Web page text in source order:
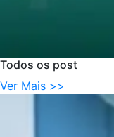
Todos os post
Ver Mais >>